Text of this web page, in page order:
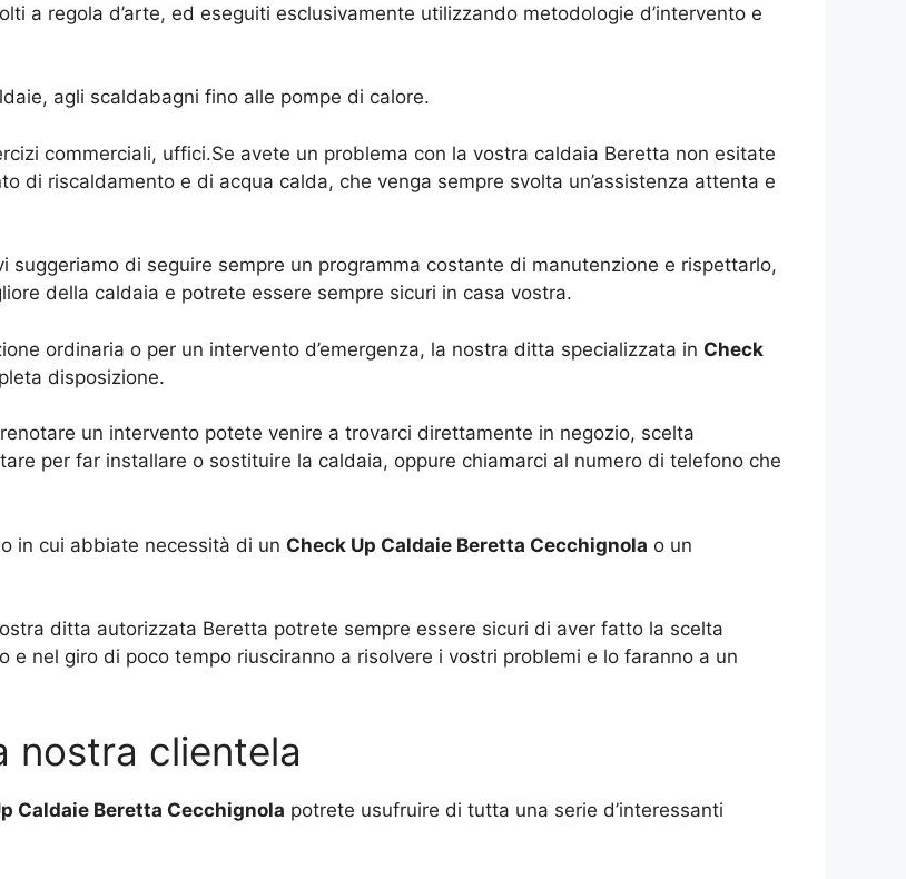
a regola d’arte, ed eseguiti esclusivamente utilizzando metodologie d’intervento e
agli scaldabagni fino alle pompe di calore.
commerciali, uffici.Se avete un problema con la vostra caldaia Beretta non esitate
di riscaldamento e di acqua calda, che venga sempre svolta un’assistenza attenta e
di seguire sempre un programma costante di manutenzione e rispettarlo,
della caldaia e potrete essere sempre sicuri in casa vostra.
ordinaria o per un intervento d’emergenza, la nostra ditta specializzata in Check
disposizione.
un intervento potete venire a trovarci direttamente in negozio, scelta
per far installare o sostituire la caldaia, oppure chiamarci al numero di telefono che
in cui abbiate necessità di un Check Up Caldaie Beretta Cecchignola o un
ditta autorizzata Beretta potrete sempre essere sicuri di aver fatto la scelta
e nel giro di poco tempo riusciranno a risolvere i vostri problemi e lo faranno a un
nostra clientela
Caldaie Beretta Cecchignola potrete usufruire di tutta una serie d’interessanti